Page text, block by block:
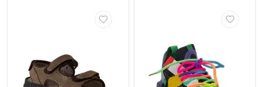
Ewoll
Forelli
15